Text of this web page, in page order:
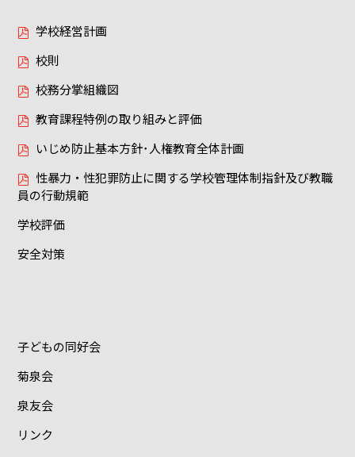
学校経営計画
校則
校務分掌組織図
教育課程特例の取り組みと評価
いじめ防止基本方針･人権教育全体計画
性暴力・性犯罪防止に関する学校管理体制指針及び教職
員の行動規範
学校評価
安全対策
子どもの同好会
菊泉会
泉友会
リンク